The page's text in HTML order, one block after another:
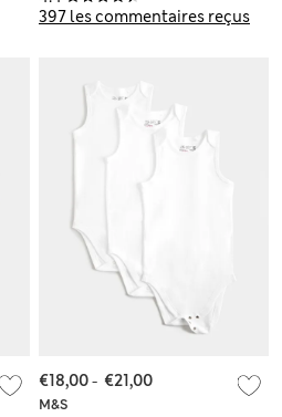
397 les commentaires reçus
M&S
€18,00- €21,00